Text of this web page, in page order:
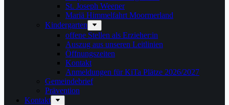
St. Joseph Weener
Mariä Himmelfahrt Moormerland
Kindergarten
offene Stellen als Erzieher:in
Auszug aus unseren Leitlinien
Öffnungszeiten
Kontakt
Anmeldungen für KiTa Plätze 2026/2027
Gemeindebrief
Prävention
Kontakt